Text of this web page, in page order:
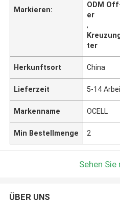
Markieren:
ODM
er
,
ter
Herkunftsort China
Lieferzeit 5-14
Markenname OCELL
Min Bestellmenge 2
Sehen Sie
ÜBER UNS